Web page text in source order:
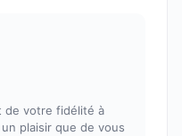
de votre fidélité à
plaisir que de vous